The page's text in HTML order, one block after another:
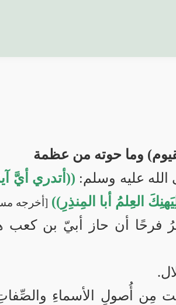
وما حوته من عظمة
عليه وسلم: ((أتدري أيَّ
العِلمُ أبا المِنذِرِ)) [أخرجه
فرحًا أن حاز أبيّ بن كعب
مِن أُصولِ الأسماءِ